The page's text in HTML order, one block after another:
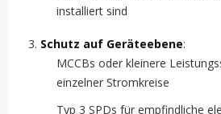
installiert sind
Schutz auf Geräteebene:
MCCBs oder kleinere
einzelner Stromkreise
Typ 3 SPDs für empfindliche